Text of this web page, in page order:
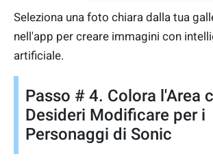
Seleziona una foto chiara dalla tua
nell'app per creare immagini con
artificiale.
Passo # 4. Colora l'Area
Desideri Modificare per i
Personaggi di Sonic